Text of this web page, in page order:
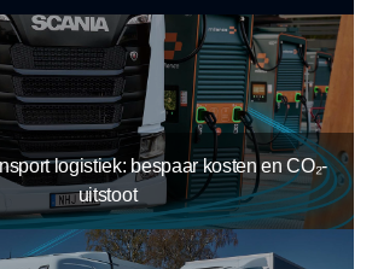
logistiek: bespaar kosten en CO₂-
uitstoot